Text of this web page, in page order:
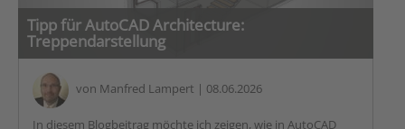
Tipp für AutoCAD Architecture:
Treppendarstellung
von Manfred Lampert | 08.06.2026
In diesem Blogbeitrag möchte ich zeigen, wie in AutoCAD